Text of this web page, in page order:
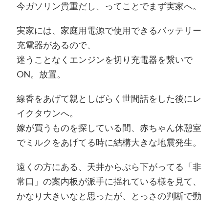
今ガソリン貴重だし、ってことでまず実家へ。
実家には、家庭用電源で使用できるバッテリー
充電器があるので、
迷うことなくエンジンを切り充電器を繋いで
ON。放置。
線香をあげて親としばらく世間話をした後にレ
イクタウンへ。
嫁が買うものを探している間、赤ちゃん休憩室
でミルクをあげてる時に結構大きな地震発生。
遠くの方にある、天井からぶら下がってる「非
常口」の案内板が派手に揺れている様を見て、
かなり大きいなと思ったが、とっさの判断で動